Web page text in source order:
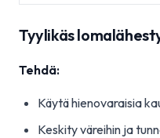
Tyylikäs
Tehdä:
Käytä hienovaraisia
Keskity väreihin ja